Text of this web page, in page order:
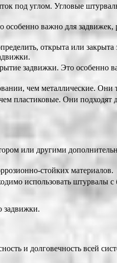
под углом. Угловые
важно для
открыта или
задвижки. Это особенно
чем металлические. Они
пластиковые. Они
или другими
стойких материалов.
использовать
задвижки.
и долговечность всей